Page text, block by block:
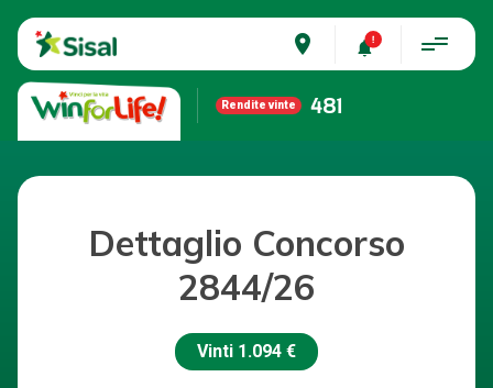
place
Rendite vinte 481
Dettaglio Concorso
2844/26
Vinti 1.094 €